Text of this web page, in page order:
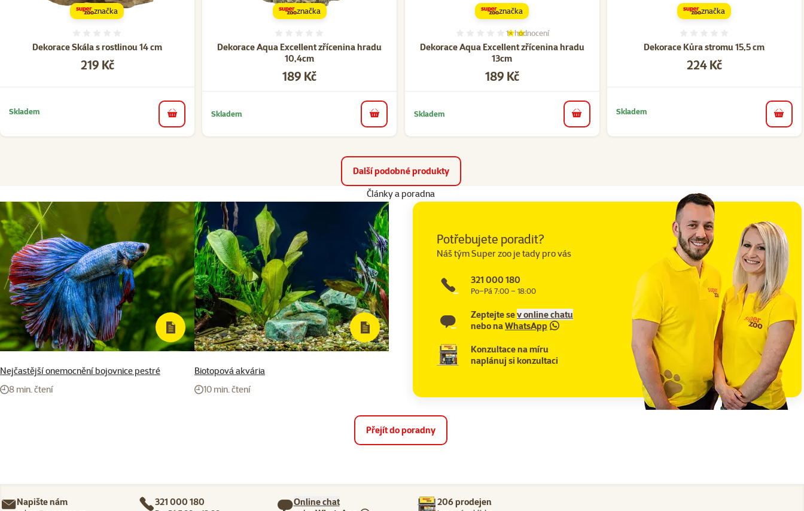
Dekorace Skála s rostlinou 14 cm
Cena
219 Kč
značka
Skladem
do košíku
Dekorace Aqua Excellent zřícenina hradu
10,4cm
Cena
189 Kč
značka
Skladem do košíku
Dekorace Aqua Excellent zřícenina hradu
13cm
Hodnocení 40%, počet hodnocení: 1
1×hodnocení
Cena
189 Kč
značka
Skladem do košíku
Dekorace Kůra stromu 15,5 cm
Cena
224 Kč
značka
Skladem
do
Další podobné produkty
Články a poradna
Potřebujete poradit?
Náš tým Super zoo je tady pro vás
321 000 180
Po–Pá 7:00 – 18:00
Zeptejte sev online chatu
nebo naWhatsApp
Konzultace na míru
naplánuj si konzultaci
Nejčastější onemocnění bojovnice pestré
8 min. čtení
Biotopová akvária
10 min. čtení
Přejít do poradny
Napište nám 321 000 180
Online chat
206 prodejen